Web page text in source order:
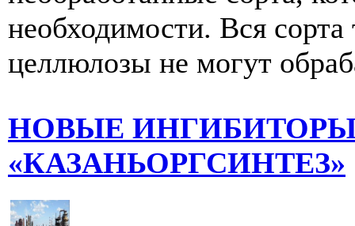
необходимости. Вся
целлюлозы не могут
НОВЫЕ
«КАЗАНЬОРГСИНТЕЗ»